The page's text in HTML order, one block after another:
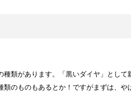
メージがありますか？私は勝手...
していたのに、いざタオルを使...
類があります。「黒いダイヤ」として
のものもあるとか！ですがまずは、や